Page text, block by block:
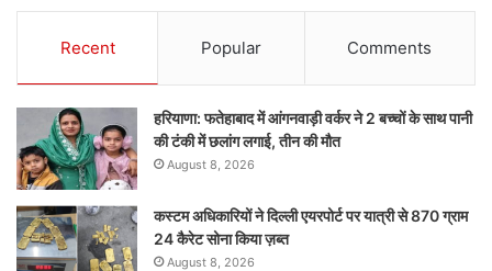
Recent Popular Comments
हरियाणा: फतेहाबाद में आंगनवाड़ी वर्कर ने 2 बच्चों के साथ पानी
की टंकी में छलांग लगाई, तीन की मौत
August 8, 2026
कस्टम अधिकारियों ने दिल्ली एयरपोर्ट पर यात्री से 870 ग्राम
24 कैरेट सोना किया ज़ब्त
August 8, 2026